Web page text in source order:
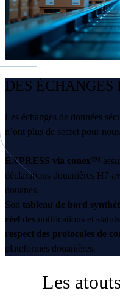
DES ÉCHANGES
Les échanges de données
n’ont plus de secret pour
EXPRESS via conex™
déclarations douanières H7
douanes.
Son tableau de bord
réel des notifications et
respect des protocoles de
plateformes douanières.
Les